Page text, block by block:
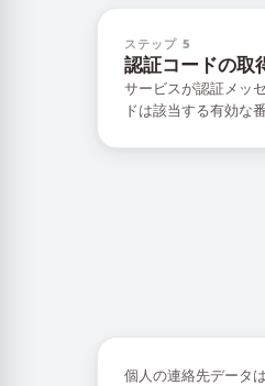
ステップ 5
認証コードの取
サービスが認証メッ
ドは該当する有効な
個人の連絡先データ